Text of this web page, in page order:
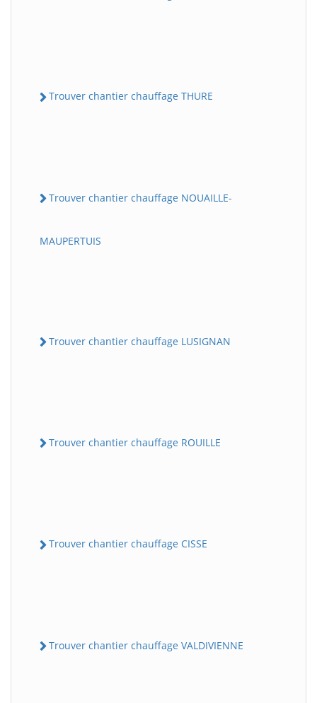
Trouver chantier chauffage THURE
Trouver chantier chauffage NOUAILLE-
MAUPERTUIS
Trouver chantier chauffage LUSIGNAN
Trouver chantier chauffage ROUILLE
Trouver chantier chauffage CISSE
Trouver chantier chauffage VALDIVIENNE